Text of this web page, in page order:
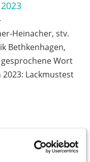
Heinacher, stv.
Bethkenhagen,
gesprochene Wort
Lackmustest
die